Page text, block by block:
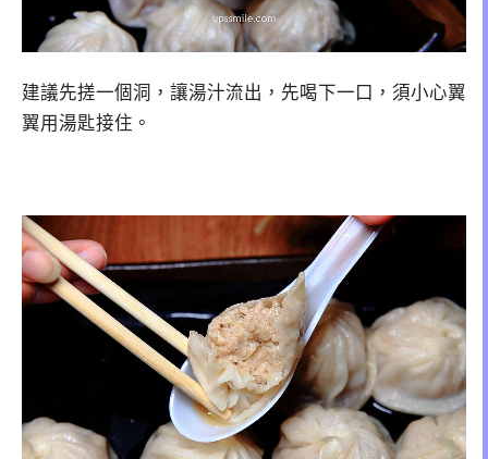
建議先搓一個洞，讓湯汁流出，先喝下一口，須小心翼
翼用湯匙接住。